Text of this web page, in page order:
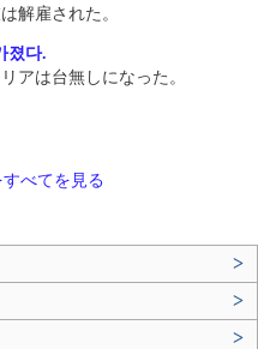
解雇された。
졌다.
アは台無しになった。
すべてを見る
>
>
>